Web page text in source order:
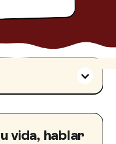
vida, hablar